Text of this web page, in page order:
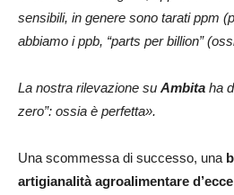
sensibili, in genere sono tarati ppm
abbiamo i ppb, “parts per billion”
La nostra rilevazione su Ambita ha
zero”: ossia è perfetta».
Una scommessa di successo, una
artigianalità agroalimentare